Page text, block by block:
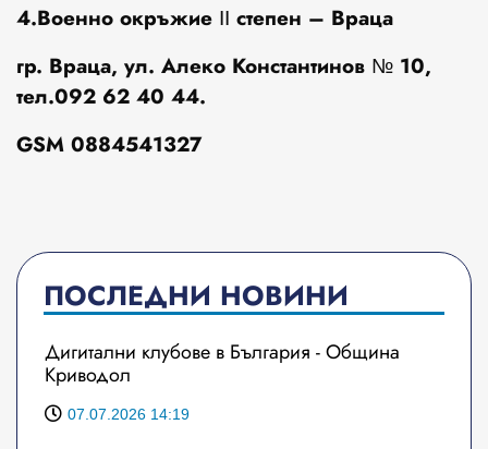
4.Военно окръжие ІІ степен – Враца
гр. Враца, ул. Алеко Константинов № 10,
тел.092 62 40 44.
GSM 0884541327
ПОСЛЕДНИ НОВИНИ
Дигитални клубове в България - Община
Криводол
07.07.2026 14:19